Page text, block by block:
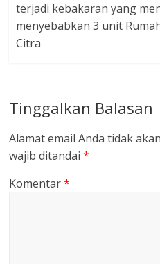
terjadi kebakaran yang
menyebabkan 3 unit
Citra
Tinggalkan Balasan
Alamat email Anda tidak
wajib ditandai*
Komentar*